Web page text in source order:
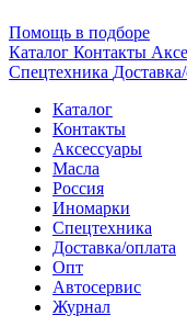
Помощь в подборе
Каталог Контакты
Спецтехника
Каталог
Контакты
Аксессуары
Масла
Россия
Иномарки
Спецтехника
Доставка/оплата
Опт
Автосервис
Журнал